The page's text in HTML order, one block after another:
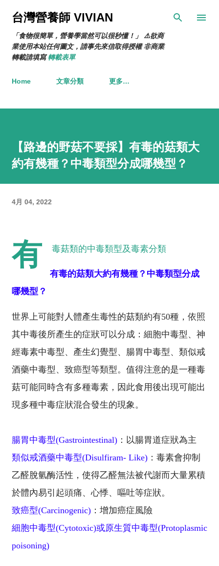
跳到主要內容
台灣營養師 VIVIAN
「食物很簡單，營養學當然可以很秒懂！」 ⚠️欲商
業使用本站任何圖文，請事先來信取得授權 非商業
轉載請填寫轉載表單
Home 文章分類 更多…
【路邊的野菇不要採】有毒的菇類大
約有幾種？中毒類型分成哪幾型？
4月 04, 2022
有 毒菇類的中毒類型及毒素分類
有毒的菇類大約有幾種？中毒類型分成
哪幾型？
世界上可能對人體產生毒性的菇類約有50種，依照
其中毒後所產生的症狀可以分成：細胞中毒型、神
經毒素中毒型、產生幻覺型、腸胃中毒型、類似戒
酒藥中毒型、致癌型等類型。值得注意的是一種毒
菇可能同時含有多種毒素，因此食用後出現可能出
現多種中毒症狀混合發生的現象。
腸胃中毒型(Gastrointestinal) ：以腸胃道症狀為主
類似戒酒藥中毒型(Disulfiram- Like) ：毒素會抑制
乙醛脫氫酶活性，使得乙醛無法被代謝而大量累積
於體內易引起頭痛、心悸、嘔吐等症狀。
致癌型(Carcinogenic) ：增加癌症風險
細胞中毒型(Cytotoxic)或原生質中毒型(Protoplasmic
poisoning)